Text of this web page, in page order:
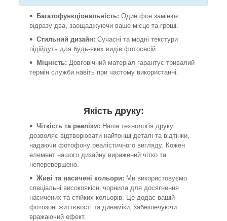
Багатофункціональність: Один фон замінює
відразу два, заощаджуючи ваше місце та гроші.
Стильний дизайн: Сучасні та модні текстури
підійдуть для будь-яких видів фотосесій.
Міцність: Довговічний матеріал гарантує тривалий
термін служби навіть при частому використанні.
Якість друку:
Чіткість та реалізм: Наша технологія друку
дозволяє відтворювати найтонші деталі та відтінки,
надаючи фотофону реалістичного вигляду. Кожен
елемент нашого дизайну виражений чітко та
неперевершено.
Живі та насичені кольори: Ми використовуємо
спеціальні високоякісні чорнила для досягнення
насичених та стійких кольорів. Це додає вашій
фотозоні життєвості та динаміки, забезпечуючи
вражаючий ефект.